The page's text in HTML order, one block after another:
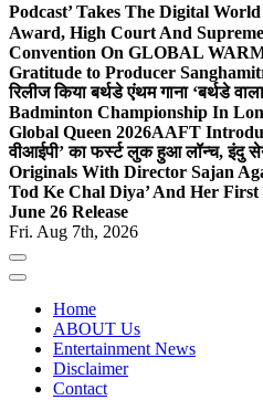
Podcast’ Takes The Digital
Award, High Court And
Convention On GLOBAL
Gratitude to Producer
रिलीज किया बर्थडे एंथम गाना ‘बर्थडे
Badminton Championship In
Global Queen 2026AAFT
वीआईपी’ का फर्स्ट लुक हुआ लॉन्च, इंदु
Originals With Director Sajan
Tod Ke Chal Diya’ And Her
June 26 Release
Fri. Aug 7th, 2026
Home
ABOUT Us
Entertainment News
Disclaimer
Contact